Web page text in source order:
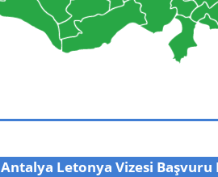
Antalya Letonya Vizesi Başvuru